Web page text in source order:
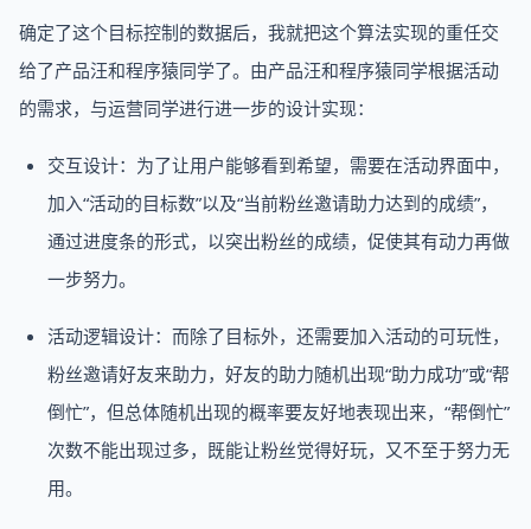
确定了这个目标控制的数据后，我就把这个算法实现的重任交
给了产品汪和程序猿同学了。由产品汪和程序猿同学根据活动
的需求，与运营同学进行进一步的设计实现：
交互设计：为了让用户能够看到希望，需要在活动界面中，
加入“活动的目标数”以及“当前粉丝邀请助力达到的成绩”，
通过进度条的形式，以突出粉丝的成绩，促使其有动力再做
一步努力。
活动逻辑设计：而除了目标外，还需要加入活动的可玩性，
粉丝邀请好友来助力，好友的助力随机出现“助力成功”或“帮
倒忙”，但总体随机出现的概率要友好地表现出来，“帮倒忙”
次数不能出现过多，既能让粉丝觉得好玩，又不至于努力无
用。